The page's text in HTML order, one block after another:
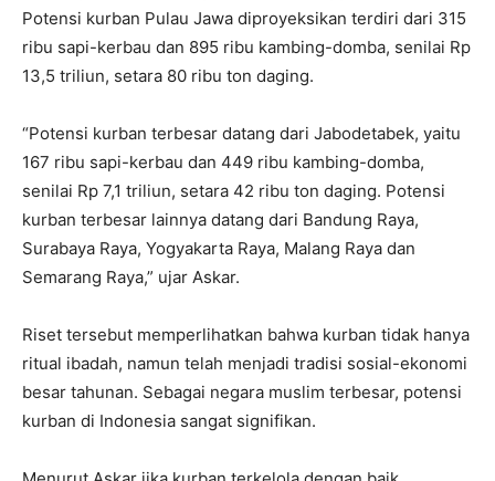
Potensi kurban Pulau Jawa diproyeksikan terdiri dari 315
ribu sapi-kerbau dan 895 ribu kambing-domba, senilai Rp
13,5 triliun, setara 80 ribu ton daging.
“Potensi kurban terbesar datang dari Jabodetabek, yaitu
167 ribu sapi-kerbau dan 449 ribu kambing-domba,
senilai Rp 7,1 triliun, setara 42 ribu ton daging. Potensi
kurban terbesar lainnya datang dari Bandung Raya,
Surabaya Raya, Yogyakarta Raya, Malang Raya dan
Semarang Raya,” ujar Askar.
Riset tersebut memperlihatkan bahwa kurban tidak hanya
ritual ibadah, namun telah menjadi tradisi sosial-ekonomi
besar tahunan. Sebagai negara muslim terbesar, potensi
kurban di Indonesia sangat signifikan.